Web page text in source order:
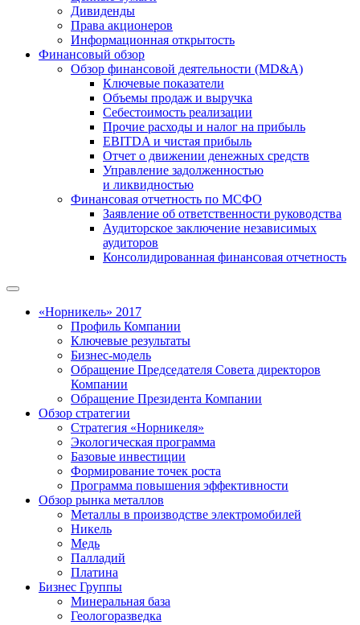
Дивиденды
Права акционеров
Информационная открытость
Финансовый обзор
Обзор финансовой деятельности (MD&A)
Ключевые показатели
Объемы продаж и выручка
Себестоимость реализации
Прочие расходы и налог на прибыль
EBITDA и чистая прибыль
Отчет о движении денежных средств
Управление задолженностью
и ликвидностью
Финансовая отчетность по МСФО
Заявление об ответственности руководства
Аудиторское заключение независимых
аудиторов
Консолидированная финансовая отчетность
«Норникель» 2017
Профиль Компании
Ключевые результаты
Бизнес-модель
Обращение Председателя Совета директоров
Компании
Обращение Президента Компании
Обзор стратегии
Стратегия «Норникеля»
Экологическая программа
Базовые инвестиции
Формирование точек роста
Программа повышения эффективности
Обзор рынка металлов
Металлы в производстве электромобилей
Никель
Медь
Палладий
Платина
Бизнес Группы
Минеральная база
Геологоразведка